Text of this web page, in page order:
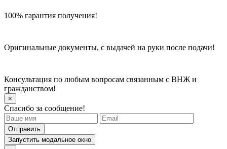
100% гарантия получения!
Оригинальные документы, с выдачей на руки после подачи!
Консультация по любым вопросам связанным с ВНЖ и
гражданством!
×
Спасибо за сообщение!
Отправить
Запустить модальное окно